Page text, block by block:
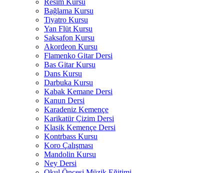
Resim Kursu
Bağlama Kursu
Tiyatro Kursu
Yan Flüt Kursu
Saksafon Kursu
Akordeon Kursu
Flamenko Gitar Dersi
Bas Gitar Kursu
Dans Kursu
Darbuka Kursu
Kabak Kemane Dersi
Kanun Dersi
Karadeniz Kemençe
Karikatür Çizim Dersi
Klasik Kemençe Dersi
Kontrbass Kursu
Koro Çalışması
Mandolin Kursu
Ney Dersi